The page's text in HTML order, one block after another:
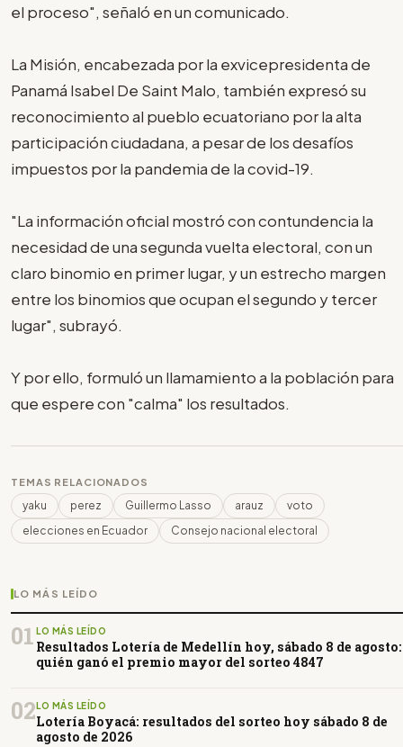
el proceso", señaló en un comunicado.
La Misión, encabezada por la exvicepresidenta de
Panamá Isabel De Saint Malo, también expresó su
reconocimiento al pueblo ecuatoriano por la alta
participación ciudadana, a pesar de los desafíos
impuestos por la pandemia de la covid-19.
"La información oficial mostró con contundencia la
necesidad de una segunda vuelta electoral, con un
claro binomio en primer lugar, y un estrecho margen
entre los binomios que ocupan el segundo y tercer
lugar", subrayó.
Y por ello, formuló un llamamiento a la población para
que espere con "calma" los resultados.
TEMAS RELACIONADOS
yaku perez Guillermo Lasso arauz
voto
elecciones en Ecuador
Consejo nacional electoral
LO MÁS LEÍDO
01 LO MÁS LEÍDO
Resultados Lotería de Medellín hoy, sábado 8 de agosto:
quién ganó el premio mayor del sorteo 4847
02 LO MÁS LEÍDO
Lotería Boyacá: resultados del sorteo hoy sábado 8 de
agosto de 2026